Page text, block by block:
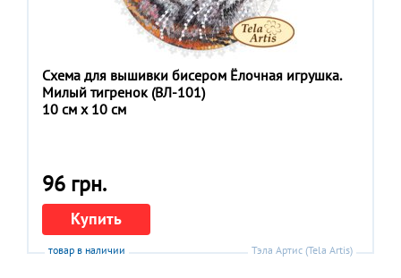
Схема для вышивки бисером Ёлочная игрушка.
Милый тигренок (ВЛ-101)
10 см x 10 см
96 грн.
Купить
товар в наличии Тэла Артис (Tela Artis)